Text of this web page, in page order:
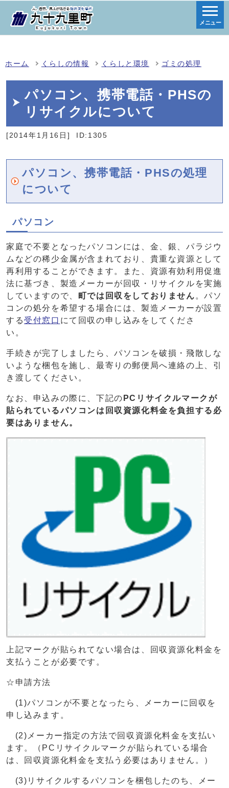
メニュー
ホーム くらしの情報 くらしと環境 ゴミの処理
パソコン、携帯電話・PHSの
リサイクルについて
[2014年1月16日] ID:1305
パソコン、携帯電話・PHSの処理
について
パソコン
家庭で不要となったパソコンには、金、銀、パラジウ
ムなどの稀少金属が含まれており、貴重な資源として
再利用することができます。また、資源有効利用促進
法に基づき、製造メーカーが回収・リサイクルを実施
していますので、 町では回収をしておりません 。パソ
コンの処分を希望する場合には、製造メーカーが設置
する 受付窓口 にて回収の申し込みをしてくださ
い。
手続きが完了しましたら、パソコンを破損・飛散しな
いような梱包を施し、最寄りの郵便局へ連絡の上、引
き渡してください。
なお、申込みの際に、下記の PCリサイクルマークが
貼られているパソコンは回収資源化料金を負担する必
要はありません。
上記マークが貼られてない場合は、回収資源化料金を
支払うことが必要です。
☆申請方法
(1)パソコンが不要となったら、メーカーに回収を
申し込みます。
(2)メーカー指定の方法で回収資源化料金を支払い
ます。（PCリサイクルマークが貼られている場合
は、回収資源化料金を支払う必要はありません。）
(3)リサイクルするパソコンを梱包したのち、メー